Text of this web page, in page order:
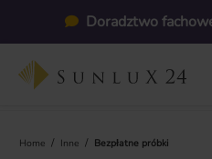
Przejdź do głównej zawartości
Doradztwo
Home / Inne / Bezpłatne próbki